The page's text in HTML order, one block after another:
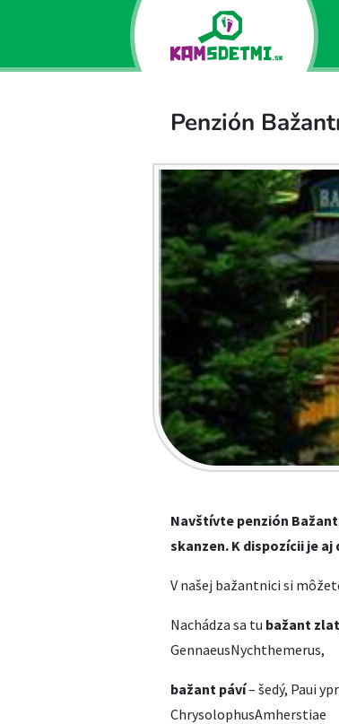
Penzión
Navštívte penzión
skanzen. K dispozícii je
V našej bažantnici si
Nachádza sa tu bažant
GennaeusNychthemerus,
bažant páví– šedý, Paui
ChrysolophusAmherstiae